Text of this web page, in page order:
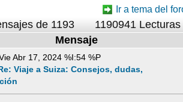
Ir a tema del
de 1193
1190941 Lecturas
Mensaje
Abr 17, 2024 %I:54 %P
Viaje a Suiza: Consejos, dudas,